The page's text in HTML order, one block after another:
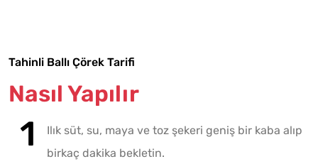
Tahinli Ballı Çörek Tarifi
Nasıl Yapılır
Ilık süt, su, maya ve toz şekeri geniş bir kaba alıp
birkaç dakika bekletin.